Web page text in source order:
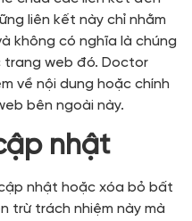
liên kết này chỉ nhằm
không có nghĩa là chúng
trang web đó. Doctor
về nội dung hoặc chính
bên ngoài này.
nhật
nhật hoặc xóa bỏ bất
trừ trách nhiệm này mà